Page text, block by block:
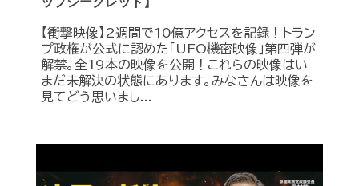
【衝撃映像】2週間で10億アクセスを記録！トラン
プ政権が公式に認めた｢UFO機密映像｣第四弾が
解禁。全19本の映像を公開！これらの映像はい
まだ未解決の状態にあります。みなさんは映像を
見てどう思いまし...